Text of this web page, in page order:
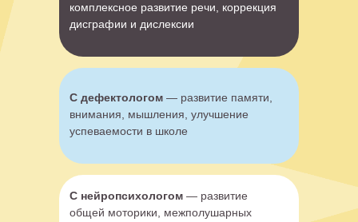
комплексное развитие речи, коррекция
дисграфии и дислексии
С дефектологом — развитие памяти,
внимания, мышления, улучшение
успеваемости в школе
С нейропсихологом — развитие
общей моторики, межполушарных